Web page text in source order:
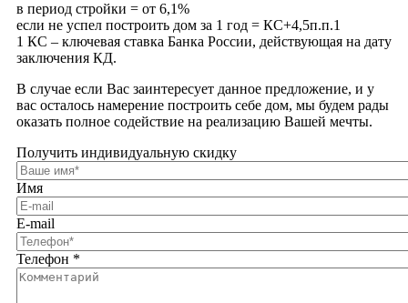
в период стройки = от 6,1%
если не успел построить дом за 1 год = КС+4,5п.п.1
1 КС – ключевая ставка Банка России, действующая на дату
заключения КД.
В случае если Вас заинтересует данное предложение, и у
вас осталось намерение построить себе дом, мы будем рады
оказать полное содействие на реализацию Вашей мечты.
Получить индивидуальную скидку
Имя
E-mail
Телефон *